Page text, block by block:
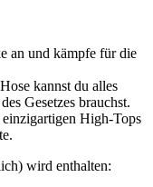
an und kämpfe für die
kannst du alles
Gesetzes brauchst.
High-Tops
wird enthalten: